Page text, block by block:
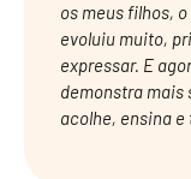
os meus filhos,
evoluiu muito,
expressar. E
demonstra mais
acolhe, ensina e